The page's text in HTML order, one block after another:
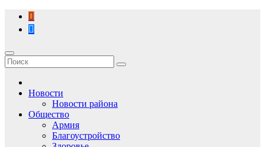
Перейти
содержимому
Новости
Новости района
Общество
Армия
Благоустройство